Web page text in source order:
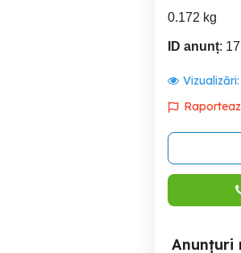
0.172 kg
ID anunț:
Vizualizări:
Anunțuri